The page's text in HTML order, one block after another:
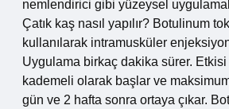
nemlendirici gibi yüzeysel
Çatık kaş nasıl yapılır? Botulinum
kullanılarak intramusküler
Uygulama birkaç dakika sürer.
kademeli olarak başlar ve
gün ve 2 hafta sonra ortaya çıkar.